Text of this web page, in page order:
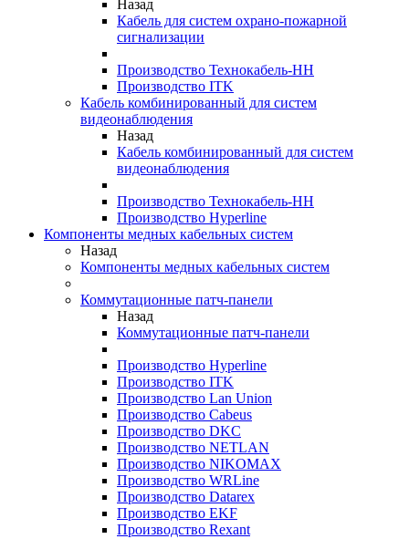
Назад
Кабель для систем охрано-пожарной
сигнализации
Производство Технокабель-НН
Производство ITK
Кабель комбинированный для систем
видеонаблюдения
Назад
Кабель комбинированный для систем
видеонаблюдения
Производство Технокабель-НН
Производство Hyperline
Компоненты медных кабельных систем
Назад
Компоненты медных кабельных систем
Коммутационные патч-панели
Назад
Коммутационные патч-панели
Производство Hyperline
Производство ITK
Производство Lan Union
Производство Cabeus
Производство DKC
Производство NETLAN
Производство NIKOMAX
Производство WRLine
Производство Datarex
Производство EKF
Производство Rexant